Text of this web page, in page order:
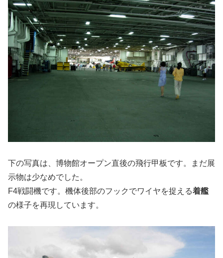
下の写真は、博物館オープン直後の飛行甲板です。まだ展
示物は少なめでした。
F4戦闘機です。機体後部のフックでワイヤを捉える着艦
の様子を再現しています。